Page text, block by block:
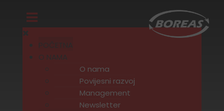
POČETNA
O NAMA
O nama
Povijesni razvoj
Management
Newsletter